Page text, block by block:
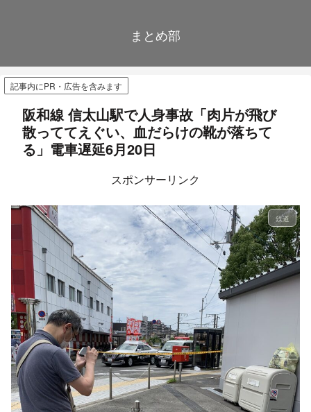
まとめ部
記事内にPR・広告を含みます
阪和線 信太山駅で人身事故「肉片が飛び
散っててえぐい、血だらけの靴が落ちて
る」電車遅延6月20日
スポンサーリンク
鉄道